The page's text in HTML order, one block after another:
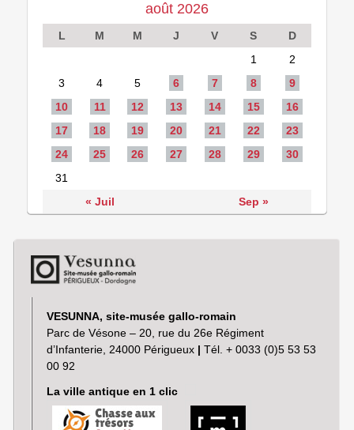
août 2026
L M M J V S
D
1
2
3
4 5 6 7 8
9
10
11 12 13 14 15
16
17
18 19 20 21 22
23
24
25 26 27 28 29
30
31
« Juil
Sep »
VESUNNA, site-musée gallo-romain
Parc de Vésone – 20, rue du 26e Régiment
d’Infanterie, 24000 Périgueux | Tél. + 0033 (0)5 53 53
00 92
La ville antique en 1 clic